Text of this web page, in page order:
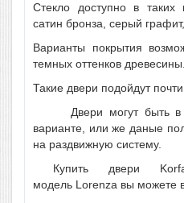
Стекло доступно в таких
сатин бронза, серый
Варианты покрытия
темных оттенков древесины.
Такие двери подойдут
Двери могут быть в
варианте, или же даные
на раздвижную систему.
Купить двери
модель Lorenza вы можете